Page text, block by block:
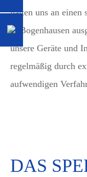
halten uns an einen
in Bogenhausen
unsere Geräte und
regelmäßig durch
aufwendigen
DAS